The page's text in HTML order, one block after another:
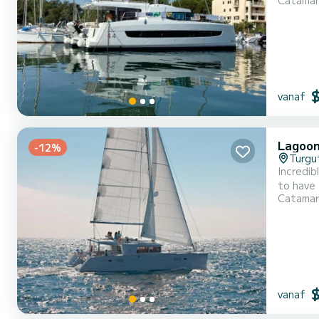
vanaf
-12%
to have
and take
vanaf